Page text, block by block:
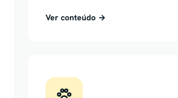
Ver conteúdo →